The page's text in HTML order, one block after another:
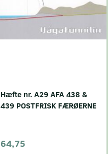
Hæfte nr. A29 AFA 438 &
439 POSTFRISK FÆRØERNE
64,75